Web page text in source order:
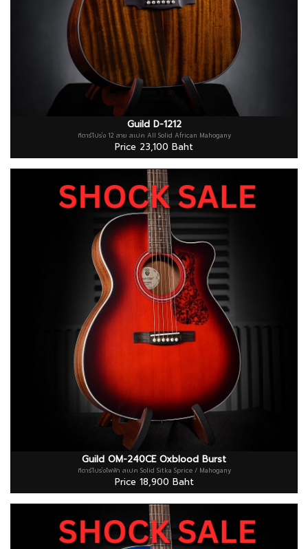
Guild D-1212
กีตาร์โปร่ง 12 สาย สเปค All Solid African Mahogany
Price 23,100 Baht
Guild OM-240CE Oxblood Burst
กีตาร์โปร่งไฟฟ้า สเปค Solid Sitka Sprice / Mahogany
Price 18,900 Baht